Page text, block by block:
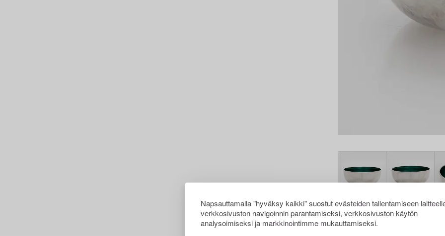
Napsauttamalla "hyväksy kaikki" suostut evästeiden tallentamiseen
verkkosivuston navigoinnin parantamiseksi, verkkosivuston käytön
analysoimiseksi ja markkinointimme mukauttamiseksi.